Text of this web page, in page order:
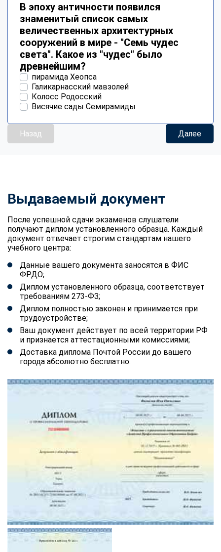
В эпоху античности появился
знаменитый список самых
величественных архитектурных
сооружений в мире - "Семь чудес
света". Какое из "чудес" было
древнейшим?
пирамида Хеопса
Галикарнасский мавзолей
Колосс Родосский
Висячие сады Семирамиды
Назад Далее
Выдаваемый документ
После успешной сдачи экзаменов слушатели
получают диплом установленного образца. Каждый
документ отвечает строгим стандартам нашего
учебного центра:
Данные вашего документа заносятся в ФИС
ФРДО;
Диплом установленного образца, соответствует
требованиям 273-ФЗ;
Диплом полностью законен и принимается при
трудоустройстве;
Ваш документ действует по всей территории РФ
и признается аттестационными комиссиями;
Доставка диплома Почтой России до вашего
города абсолютно бесплатно.